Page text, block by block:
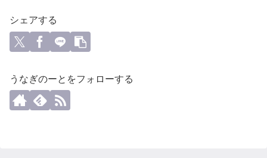
シェアする
うなぎのーとをフォローする